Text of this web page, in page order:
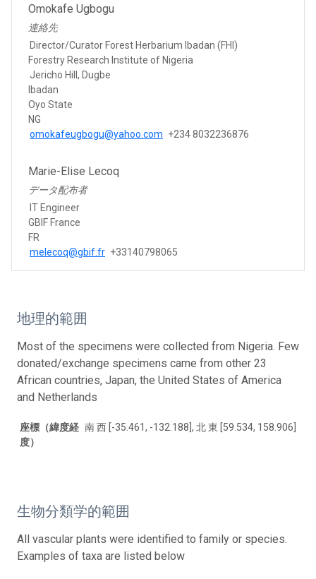
Omokafe Ugbogu
連絡先
Director/Curator Forest Herbarium Ibadan (FHI)
Forestry Research Institute of Nigeria
Jericho Hill, Dugbe
Ibadan
Oyo State
NG
omokafeugbogu@yahoo.com +234 8032236876
Marie-Elise Lecoq
データ配布者
IT Engineer
GBIF France
FR
melecoq@gbif.fr +33140798065
地理的範囲
Most of the specimens were collected from Nigeria. Few
donated/exchange specimens came from other 23
African countries, Japan, the United States of America
and Netherlands
座標（緯度経
度）
南 西 [-35.461, -132.188], 北 東 [59.534, 158.906]
生物分類学的範囲
All vascular plants were identified to family or species.
Examples of taxa are listed below